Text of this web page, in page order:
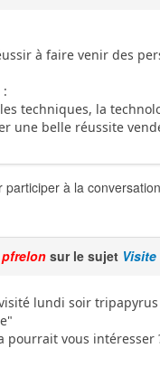
à faire venir des
:
techniques, la
une belle réussite
participer à la
pfrelonsur le sujet
lundi soir
pourrait vous